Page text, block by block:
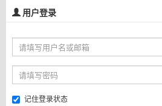
用户登录
记住登录状态